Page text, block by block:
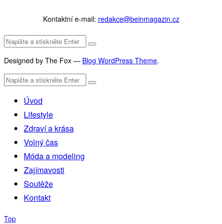
Kontaktní e-mail: redakce@beinmagazin.cz
Designed by The Fox — Blog WordPress Theme.
Úvod
Lifestyle
Zdraví a krása
Volný čas
Móda a modeling
Zajímavosti
Soutěže
Kontakt
Top